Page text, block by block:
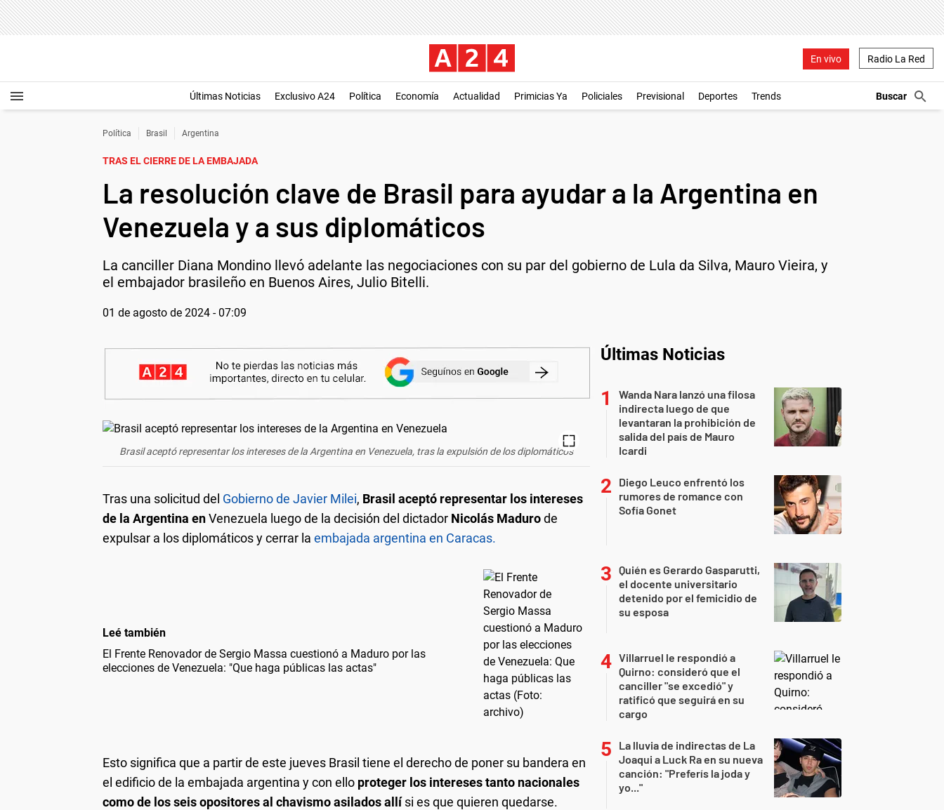
En vivo Radio La Red
Últimas Noticias Exclusivo A24 Política Economía Actualidad Primicias Ya Policiales Previsional Deportes Trends
Política Brasil Argentina
TRAS EL CIERRE DE LA EMBAJADA
La resolución clave de Brasil para ayudar a la Argentina en
Venezuela y a sus diplomáticos
La canciller Diana Mondino llevó adelante las negociaciones con su par del gobierno de Lula da Silva, Mauro Vieira, y
el embajador brasileño en Buenos Aires, Julio Bitelli.
01 de agosto de 2024 - 07:09
Brasil aceptó representar los intereses de la Argentina en Venezuela, tras la expulsión de los diplomáticos
Tras una solicitud del Gobierno de Javier Milei, Brasil aceptó representar los intereses
de la Argentina enVenezuela luego de la decisión del dictador Nicolás Madurode
expulsar a los diplomáticos y cerrar la embajada argentina en Caracas.
Leé también
El Frente Renovador de Sergio Massa cuestionó a Maduro por las
elecciones de Venezuela: "Que haga públicas las actas"
Esto significa que a partir de este jueves Brasil tiene el derecho de poner su bandera en
el edificio de la embajada argentina y con ello proteger los intereses tanto nacionales
como de los seis opositores al chavismo asilados allísi es que quieren quedarse.
Últimas Noticias
Wanda Nara lanzó una filosa
indirecta luego de que
levantaran la prohibición de
salida del país de Mauro
Icardi
Diego Leuco enfrentó los
rumores de romance con
Sofía Gonet
Quién es Gerardo Gasparutti,
el docente universitario
detenido por el femicidio de
su esposa
Villarruel le respondió a
Quirno: consideró que el
canciller "se excedió" y
ratificó que seguirá en su
cargo
La lluvia de indirectas de La
Joaqui a Luck Ra en su nueva
canción: "Preferís la joda y
yo..."